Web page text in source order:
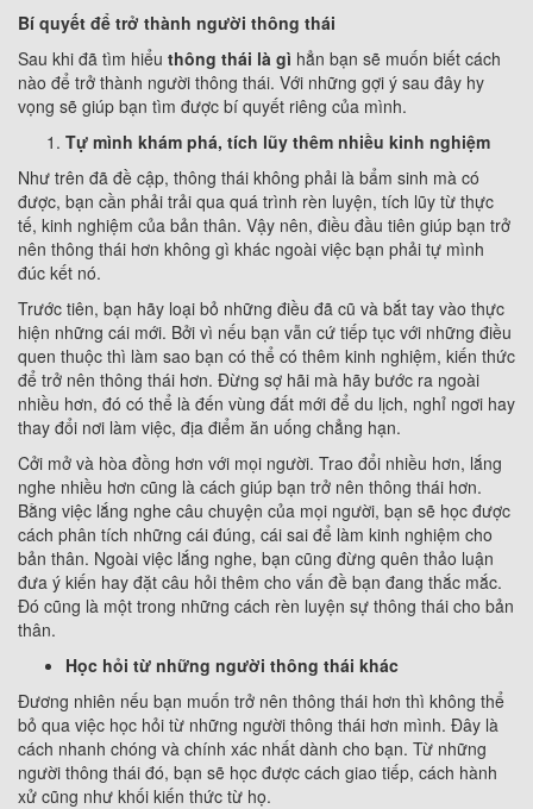
Bí quyết để trở thành người thông thái
Sau khi đã tìm hiểu thông thái là gì hẳn bạn sẽ muốn biết cách
nào để trở thành người thông thái. Với những gợi ý sau đây hy
vọng sẽ giúp bạn tìm được bí quyết riêng của mình.
Tự mình khám phá, tích lũy thêm nhiều kinh nghiệm
Như trên đã đề cập, thông thái không phải là bẩm sinh mà có
được, bạn cần phải trải qua quá trình rèn luyện, tích lũy từ thực
tế, kinh nghiệm của bản thân. Vậy nên, điều đầu tiên giúp bạn trở
nên thông thái hơn không gì khác ngoài việc bạn phải tự mình
đúc kết nó.
Trước tiên, bạn hãy loại bỏ những điều đã cũ và bắt tay vào thực
hiện những cái mới. Bởi vì nếu bạn vẫn cứ tiếp tục với những điều
quen thuộc thì làm sao bạn có thể có thêm kinh nghiệm, kiến thức
để trở nên thông thái hơn. Đừng sợ hãi mà hãy bước ra ngoài
nhiều hơn, đó có thể là đến vùng đất mới để du lịch, nghỉ ngơi hay
thay đổi nơi làm việc, địa điểm ăn uống chẳng hạn.
Cởi mở và hòa đồng hơn với mọi người. Trao đổi nhiều hơn, lắng
nghe nhiều hơn cũng là cách giúp bạn trở nên thông thái hơn.
Bằng việc lắng nghe câu chuyện của mọi người, bạn sẽ học được
cách phân tích những cái đúng, cái sai để làm kinh nghiệm cho
bản thân. Ngoài việc lắng nghe, bạn cũng đừng quên thảo luận
đưa ý kiến hay đặt câu hỏi thêm cho vấn đề bạn đang thắc mắc.
Đó cũng là một trong những cách rèn luyện sự thông thái cho bản
thân.
Học hỏi từ những người thông thái khác
Đương nhiên nếu bạn muốn trở nên thông thái hơn thì không thể
bỏ qua việc học hỏi từ những người thông thái hơn mình. Đây là
cách nhanh chóng và chính xác nhất dành cho bạn. Từ những
người thông thái đó, bạn sẽ học được cách giao tiếp, cách hành
xử cũng như khối kiến thức từ họ.